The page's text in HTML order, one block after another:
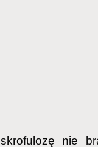
skrofulozę nie